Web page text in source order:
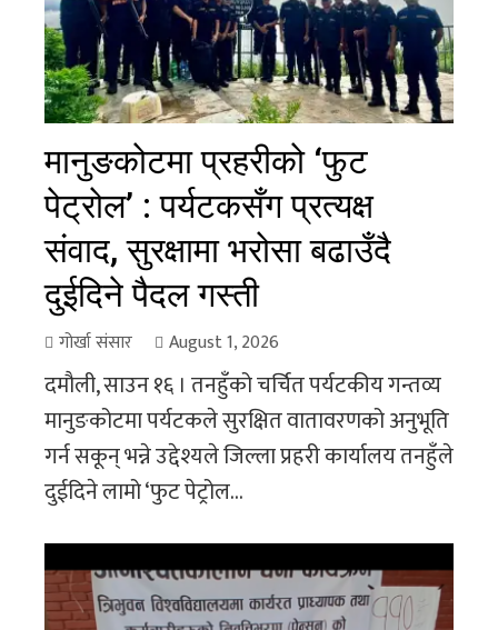
मानुङकोटमा प्रहरीको ‘फुट
पेट्रोल’ : पर्यटकसँग प्रत्यक्ष
संवाद, सुरक्षामा भरोसा बढाउँदै
दुईदिने पैदल गस्ती
गोर्खा संसार August 1, 2026
दमौली, साउन १६ । तनहुँको चर्चित पर्यटकीय गन्तव्य
मानुङकोटमा पर्यटकले सुरक्षित वातावरणको अनुभूति
गर्न सकून् भन्ने उद्देश्यले जिल्ला प्रहरी कार्यालय तनहुँले
दुईदिने लामो ‘फुट पेट्रोल...